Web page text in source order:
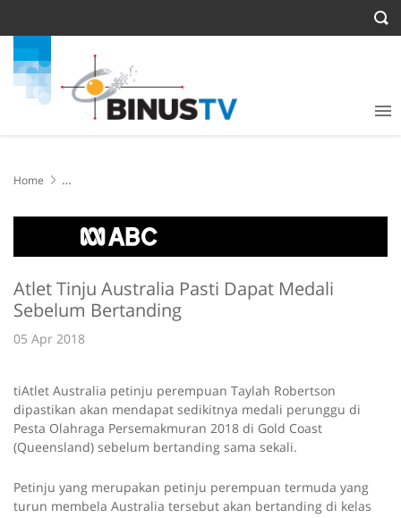
Home
Atlet Tinju Australia Pasti Dapat Medali
Sebelum Bertanding
05 Apr 2018
tiAtlet Australia petinju perempuan Taylah Robertson
dipastikan akan mendapat sedikitnya medali perunggu di
Pesta Olahraga Persemakmuran 2018 di Gold Coast
(Queensland) sebelum bertanding sama sekali.
Petinju yang merupakan petinju perempuan termuda yang
turun membela Australia tersebut akan bertanding di kelas